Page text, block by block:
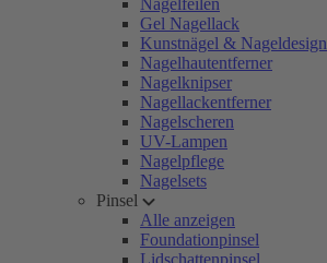
Nagelfeilen
Gel Nagellack
Kunstnägel & Nageldesign
Nagelhautentferner
Nagelknipser
Nagellackentferner
Nagelscheren
UV-Lampen
Nagelpflege
Nagelsets
Pinsel
Alle anzeigen
Foundationpinsel
Lidschattenpinsel